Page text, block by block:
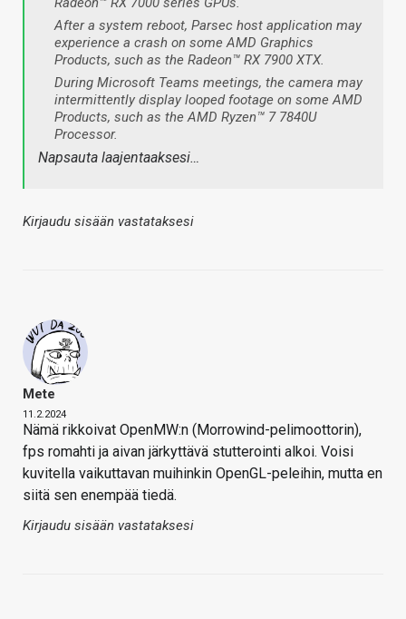
After a system reboot, Parsec host application may
experience a crash on some AMD Graphics
Products, such as the Radeon™ RX 7900 XTX.
During Microsoft Teams meetings, the camera may
intermittently display looped footage on some AMD
Products, such as the AMD Ryzen™ 7 7840U
Processor.
Napsauta laajentaaksesi…
Kirjaudu sisään vastataksesi
Mete
11.2.2024
Nämä rikkoivat OpenMW:n (Morrowind-pelimoottorin),
fps romahti ja aivan järkyttävä stutterointi alkoi. Voisi
kuvitella vaikuttavan muihinkin OpenGL-peleihin, mutta en
siitä sen enempää tiedä.
Kirjaudu sisään vastataksesi